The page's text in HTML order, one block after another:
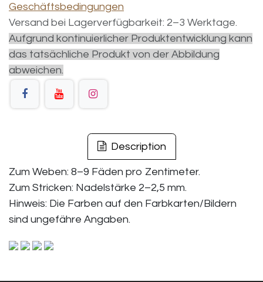
Geschäftsbedingungen
Versand bei Lagerverfügbarkeit: 2–3 Werktage.
Aufgrund kontinuierlicher Produktentwicklung kann
das tatsächliche Produkt von der Abbildung
abweichen.
Description
Zum Weben: 8–9 Fäden pro Zentimeter.
Zum Stricken: Nadelstärke 2–2,5 mm.
Hinweis: Die Farben auf den Farbkarten/Bildern
sind ungefähre Angaben.